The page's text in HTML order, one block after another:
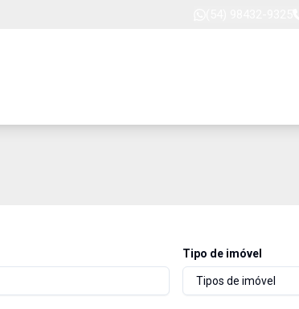
Tipo de imóvel
Tipos de imóvel